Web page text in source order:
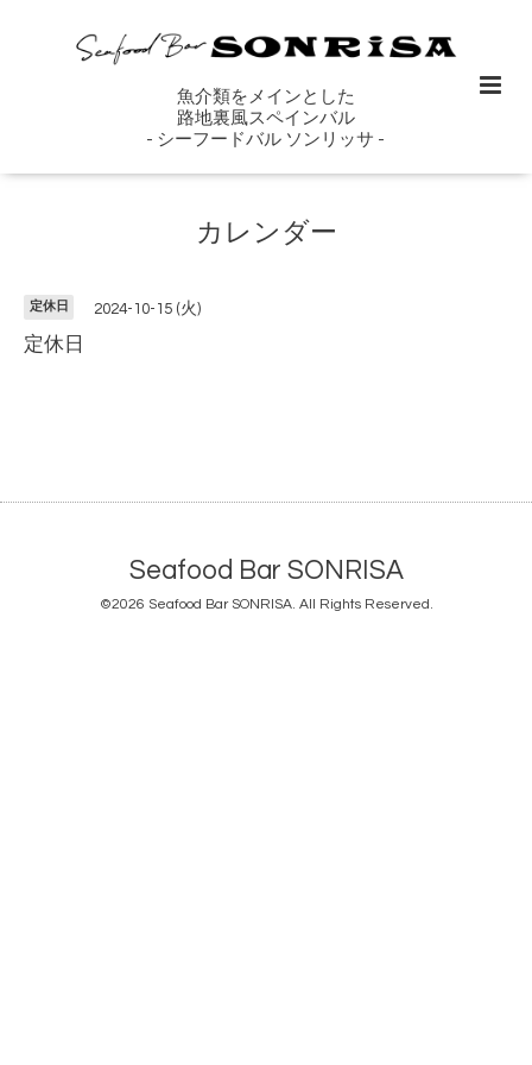
魚介類をメインとした
路地裏風スペインバル
- シーフードバル ソンリッサ -
カレンダー
定休日 2024-10-15 (火)
定休日
Seafood Bar SONRISA
©2026 Seafood Bar SONRISA. All Rights Reserved.